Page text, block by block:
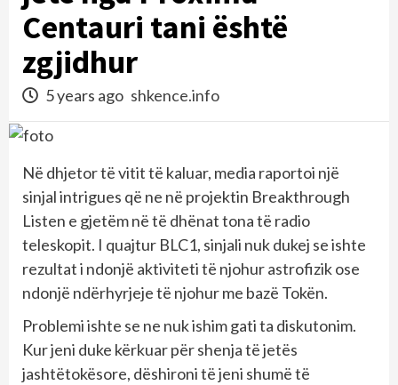
Centauri tani është
zgjidhur
5 years ago shkence.info
Në dhjetor të vitit të kaluar, media raportoi një
sinjal intrigues që ne në projektin Breakthrough
Listen e gjetëm në të dhënat tona të radio
teleskopit. I quajtur BLC1, sinjali nuk dukej se ishte
rezultat i ndonjë aktiviteti të njohur astrofizik ose
ndonjë ndërhyrjeje të njohur me bazë Tokën.
Problemi ishte se ne nuk ishim gati ta diskutonim.
Kur jeni duke kërkuar për shenja të jetës
jashtëtokësore, dëshironi të jeni shumë të